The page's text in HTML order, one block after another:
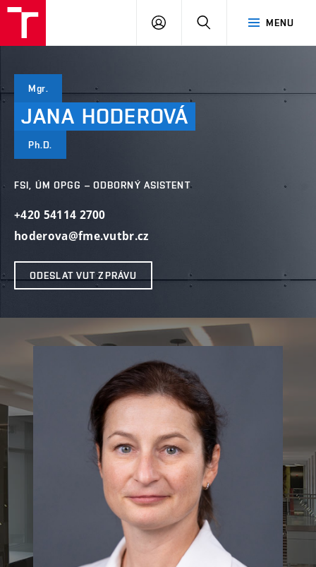
MENU
PŘIHLÁSIT
Mgr.
JANA HODEROVÁ
Ph.D.
FSI, ÚM OPGG – ODBORNÝ ASISTENT
+420 54114 2700
hoderova@fme.vutbr.cz
ODESLAT VUT ZPRÁVU